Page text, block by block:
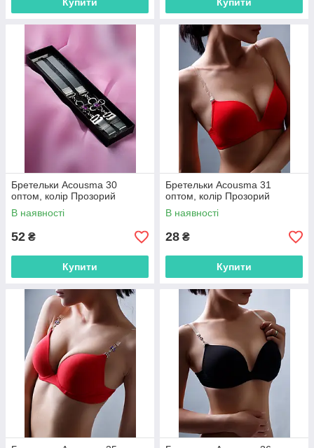
Бретельки Acousma 30
оптом, колір Прозорий
В наявності
52 ₴
Купити
Бретельки Acousma 31
оптом, колір Прозорий
В наявності
28 ₴
Купити